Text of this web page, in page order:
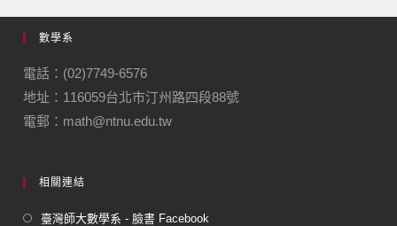
數學系
電話：(02)7749-6576
地址：116059台北市汀州路四段88號
電郵：math@ntnu.edu.tw
相關連結
臺灣師大數學系 - 臉書 Facebook